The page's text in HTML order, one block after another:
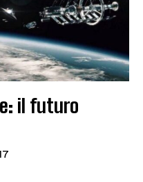
il futuro